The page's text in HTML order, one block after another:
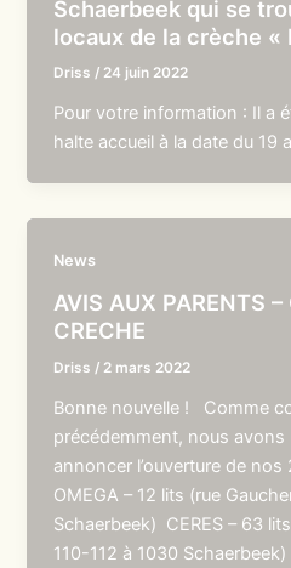
Schaerbeek qui se
locaux de la crèche «
Driss / 24 juin 2022
Pour votre information : Il a
halte accueil à la date du 19
News
AVIS AUX PARENTS –
CRECHE
Driss / 2 mars 2022
Bonne nouvelle ! Comme
précédemment, nous avons
annoncer l’ouverture de
OMEGA – 12 lits (rue
Schaerbeek) CERES – 63
110-112 à 1030 Schaerbeek)